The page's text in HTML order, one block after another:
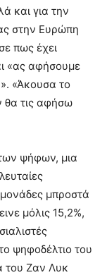
και για την
στην Ευρώπη
πως έχει
«ας αφήσουμε
«Άκουσα το
θα τις αφήσω
ψήφων, μια
μπροστά
μόλις 15,2%,
ψηφοδέλτιο του
του Ζαν Λυκ